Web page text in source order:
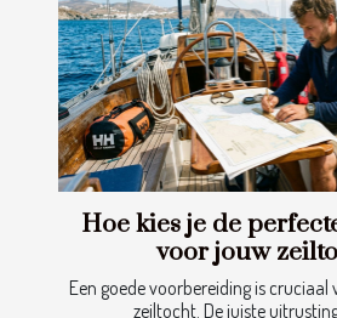
Hoe kies je de
voor jouw
Een goede voorbereiding is cruciaal
zeiltocht. De juiste uitrusting